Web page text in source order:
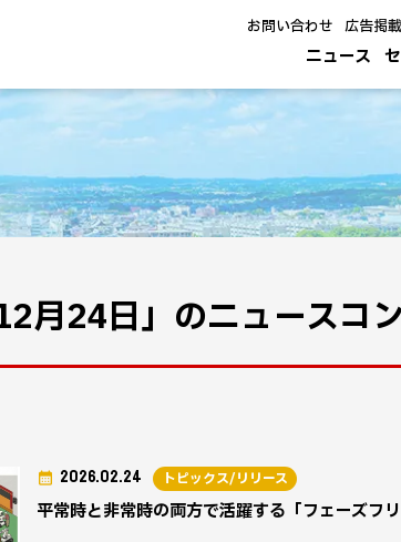
ニュース
お問い合わせ 広告掲
月24日」のニュースコ
平常時と非常時の両方で活躍する「フェーズフ
2026.02.24 トピックス/リリース